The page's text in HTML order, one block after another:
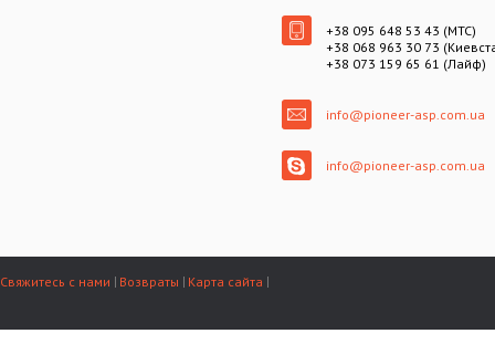
+38 095 648 53 43 (МТС)
+38 068 963 30 73
+38 073 159 65 61 (Лайф)
info@pioneer-asp.com.ua
info@pioneer-asp.com.ua
Свяжитесь с нами Возвраты Карта сайта